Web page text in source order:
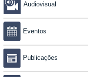
Audiovisual
Eventos
Publicações